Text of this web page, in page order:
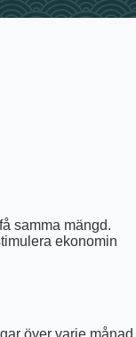
samma mängd.
ekonomin
över varje månad